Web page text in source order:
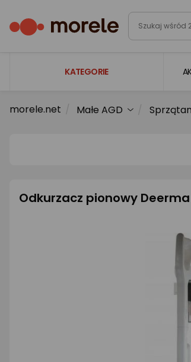
KATEGORIE
Laptopy
Smartfony i smartwatche
morele.net Małe AGD
Odkurzacz pionowy Deerma